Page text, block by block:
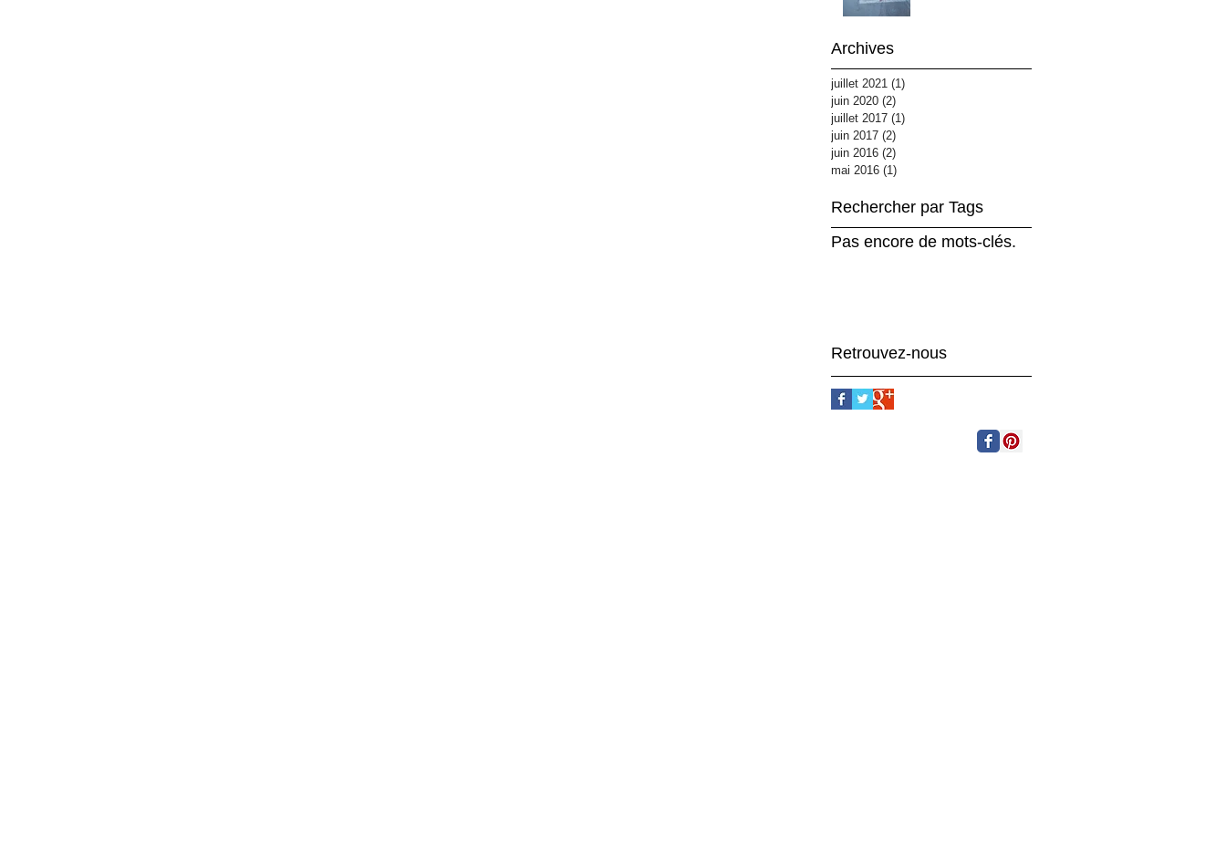
Archives
juillet 2021 (1)
juin 2020 (2)
juillet 2017 (1)
juin 2017 (2)
juin 2016 (2)
mai 2016 (1)
Rechercher par Tags
Pas encore de mots-clés.
Retrouvez-nous